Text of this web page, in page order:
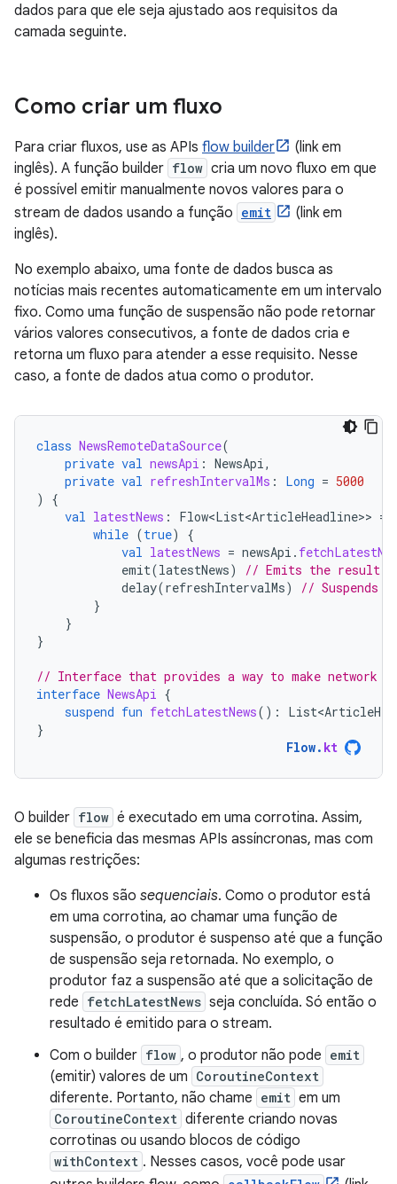
dados para que ele seja ajustado aos requisitos da
camada seguinte.
Como criar um fluxo
Para criar fluxos, use as APIs flow builder
(link em
inglês). A função builder flow cria um novo fluxo em que
é possível emitir manualmente novos valores para o
stream de dados usando a função emit
(link em
inglês).
No exemplo abaixo, uma fonte de dados busca as
notícias mais recentes automaticamente em um intervalo
fixo. Como uma função de suspensão não pode retornar
vários valores consecutivos, a fonte de dados cria e
retorna um fluxo para atender a esse requisito. Nesse
caso, a fonte de dados atua como o produtor.
class NewsRemoteDataSource(
private val newsApi : NewsApi,
private val refreshIntervalMs : Long = 5000
)
{
val latestNews : Flow<List<ArticleHeadline>> =
while (true)
{
val latestNews = newsApi .
emit(latestNews)
// Emits the result
delay(refreshIntervalMs)
// Suspends
}
}
}
// Interface that provides a way to make network
interface NewsApi {
suspend fun fetchLatestNews():
}
Flow. kt
O builder flow é executado em uma corrotina. Assim,
ele se beneficia das mesmas APIs assíncronas, mas com
algumas restrições:
Os fluxos são sequenciais. Como o produtor está
em uma corrotina, ao chamar uma função de
suspensão, o produtor é suspenso até que a função
de suspensão seja retornada. No exemplo, o
produtor faz a suspensão até que a solicitação de
rede fetchLatestNews seja concluída. Só então o
resultado é emitido para o stream.
Com o builder flow , o produtor não pode emit
(emitir) valores de um CoroutineContext
diferente. Portanto, não chame emit em um
CoroutineContext diferente criando novas
corrotinas ou usando blocos de código
withContext . Nesses casos, você pode usar